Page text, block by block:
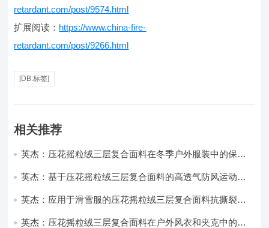
retardant.com/post/9574.html
扩展阅读： https://www.china-fire-
retardant.com/post/9266.html
[DB:标签]
相关推荐
英杰：压花摇粒绒三层复合面料在冬季户外服装中的保暖
英杰：基于压花摇粒绒三层复合面料的高透气防风运动服
英杰：应用于滑雪服的压花摇粒绒三层复合面料抗撕裂与
英杰：压花摇粒绒三层复合面料在户外风衣和夹克中的应